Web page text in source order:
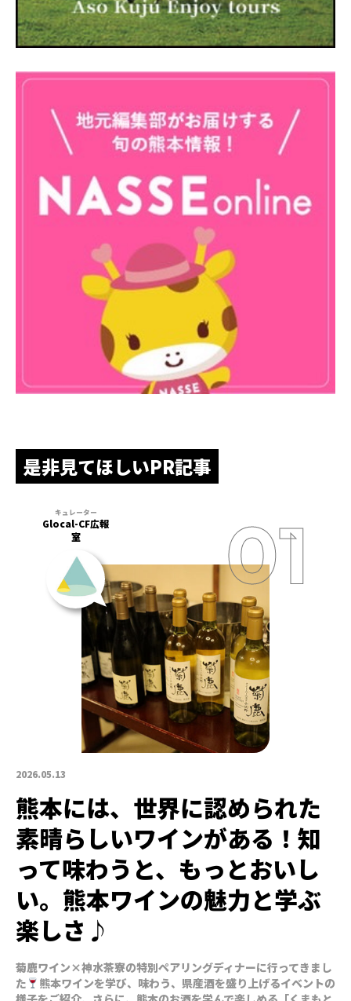
是非見てほしいPR記事
2026.05.13
Glocal-CF広報
室
熊本には、世界に認められた
素晴らしいワインがある！知
って味わうと、もっとおいし
い。熊本ワインの魅力と学ぶ
楽しさ♪
菊鹿ワイン×神水茶寮の特別ペアリングディナーに行ってきまし
た
熊本ワインを学び、味わう、県産酒を盛り上げるイベントの